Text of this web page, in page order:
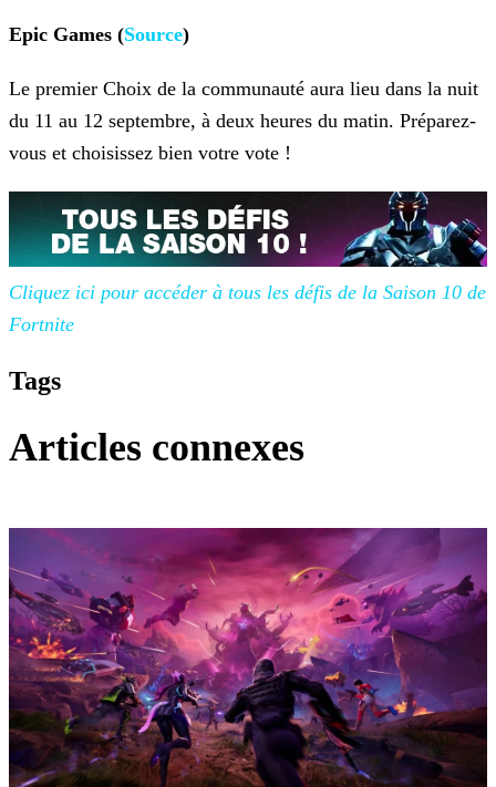
Epic Games (Source)
Le premier Choix de la communauté aura lieu dans la nuit
du 11 au 12 septembre, à deux heures du matin. Préparez-
vous et choisissez bien votre vote !
Cliquez ici pour accéder à tous les défis de la Saison 10 de
Fortnite
Tags
Articles connexes